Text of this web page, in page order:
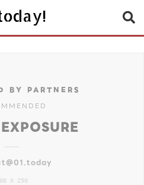
BY PARTNERS
X 250